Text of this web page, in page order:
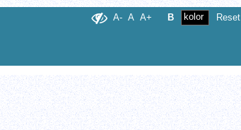
A- A A+ B Reset